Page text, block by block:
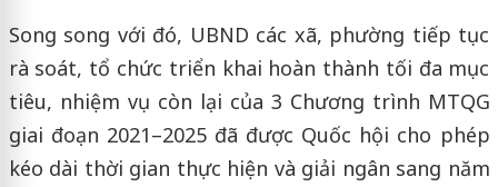
Song song với đó, UBND các xã, phường tiếp tục
rà soát, tổ chức triển khai hoàn thành tối đa mục
tiêu, nhiệm vụ còn lại của 3 Chương trình MTQG
giai đoạn 2021–2025 đã được Quốc hội cho phép
kéo dài thời gian thực hiện và giải ngân sang năm